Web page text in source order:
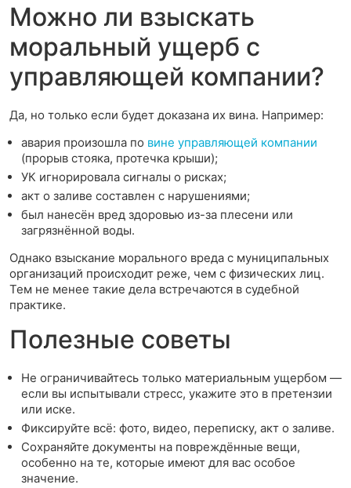
Можно ли взыскать
моральный ущерб с
управляющей компании?
Да, но только если будет доказана их вина. Например:
авария произошла по вине управляющей компании
(прорыв стояка, протечка крыши);
УК игнорировала сигналы о рисках;
акт о заливе составлен с нарушениями;
был нанесён вред здоровью из-за плесени или
загрязнённой воды.
Однако взыскание морального вреда с муниципальных
организаций происходит реже, чем с физических лиц.
Тем не менее такие дела встречаются в судебной
практике.
Полезные советы
Не ограничивайтесь только материальным ущербом —
если вы испытывали стресс, укажите это в претензии
или иске.
Фиксируйте всё: фото, видео, переписку, акт о заливе.
Сохраняйте документы на повреждённые вещи,
особенно на те, которые имеют для вас особое
значение.